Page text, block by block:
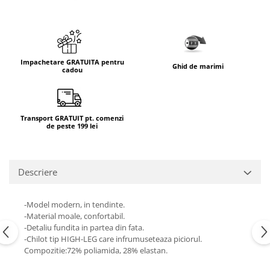
Impachetare GRATUITA pentru
cadou
Ghid de marimi
Transport GRATUIT pt. comenzi
de peste 199 lei
Descriere
-Model modern, in tendinte.
-Material moale, confortabil.
-Detaliu fundita in partea din fata.
-Chilot tip HIGH-LEG care infrumuseteaza piciorul.
Compozitie:72% poliamida, 28% elastan.